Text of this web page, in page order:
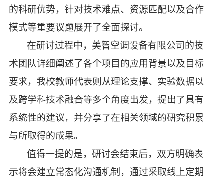
的科研优势，针对技术难点、资源匹配以及合作
模式等重要议题展开了全面探讨。
在研讨过程中，美智空调设备有限公司的技
术团队详细阐述了各个项目的应用背景以及目标
要求，我校教师代表则从理论支撑、实验数据以
及跨学科技术融合等多个角度出发，提出了具有
系统性的建议，并分享了在相关领域的研究积累
与所取得的成果。
值得一提的是，研讨会结束后，双方明确表
示将会建立常态化沟通机制，通过采取线上定期